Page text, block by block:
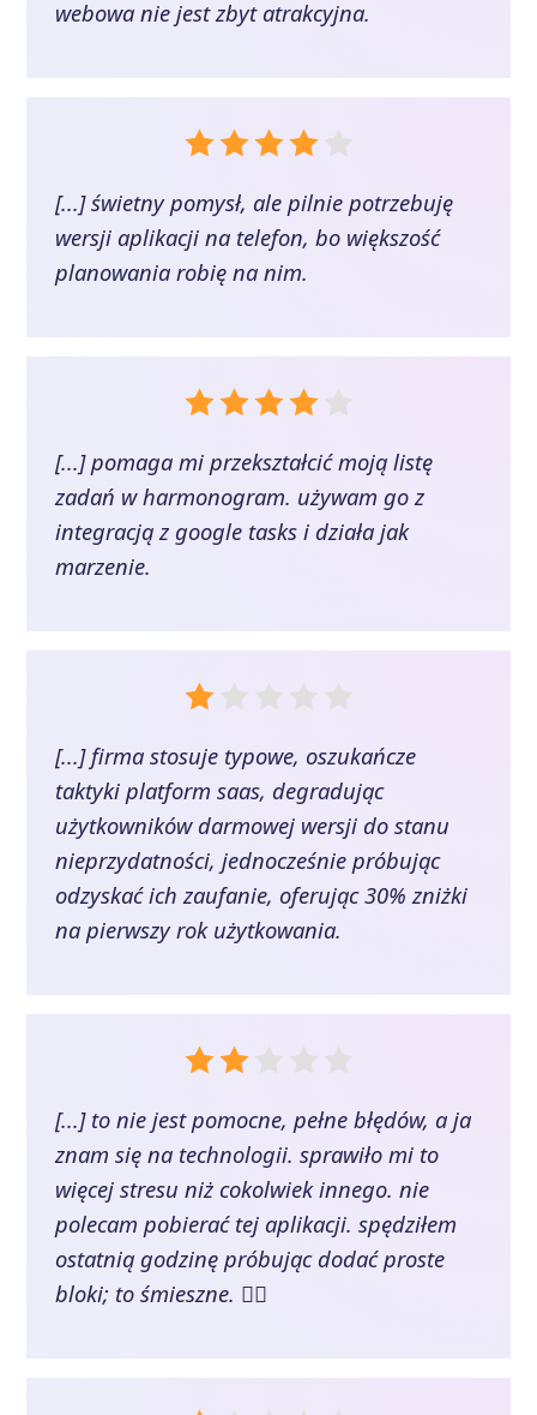
webowa nie jest zbyt atrakcyjna.
[...] świetny pomysł, ale pilnie potrzebuję
wersji aplikacji na telefon, bo większość
planowania robię na nim.
[...] pomaga mi przekształcić moją listę
zadań w harmonogram. używam go z
integracją z google tasks i działa jak
marzenie.
[...] firma stosuje typowe, oszukańcze
taktyki platform saas, degradując
użytkowników darmowej wersji do stanu
nieprzydatności, jednocześnie próbując
odzyskać ich zaufanie, oferując 30% zniżki
na pierwszy rok użytkowania.
[...] to nie jest pomocne, pełne błędów, a ja
znam się na technologii. sprawiło mi to
więcej stresu niż cokolwiek innego. nie
polecam pobierać tej aplikacji. spędziłem
ostatnią godzinę próbując dodać proste
bloki; to śmieszne. 👎🏽